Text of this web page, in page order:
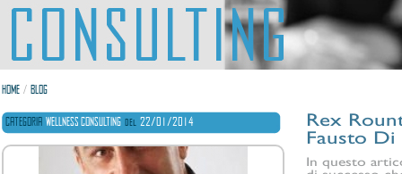
HOME / BLOG
CATEGORIA WELLNESS CONSULTING del 22/01/2014
Rex
Fausto Di
In questo